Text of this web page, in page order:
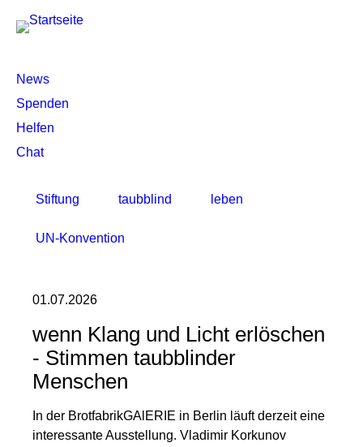
Netzwerk
News
Spenden
Helfen
Chat
Stiftung taubblind leben
UN-Konvention
01.07.2026
wenn Klang und Licht erlöschen
- Stimmen taubblinder
Menschen
In der BrotfabrikGAlERIE in Berlin läuft derzeit eine
interessante Ausstellung. Vladimir Korkunov